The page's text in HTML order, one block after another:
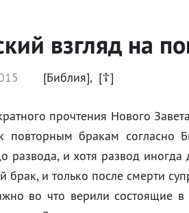
взгляд на
[Библия], [☦]
прочтения Нового
повторным бракам
развода, и хотя развод иногда
брак, и только после смерти
во что верили состоящие